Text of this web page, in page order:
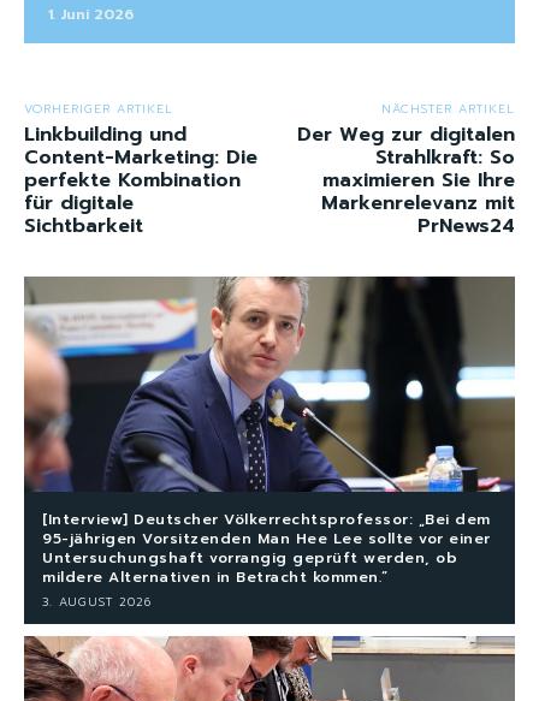
1. Juni 2026
VORHERIGER ARTIKEL
Linkbuilding und
Content-Marketing: Die
perfekte Kombination
für digitale
Sichtbarkeit
NÄCHSTER ARTIKEL
Der Weg zur digitalen
Strahlkraft: So
maximieren Sie Ihre
Markenrelevanz mit
PrNews24
[Interview] Deutscher Völkerrechtsprofessor: „Bei dem
95-jährigen Vorsitzenden Man Hee Lee sollte vor einer
Untersuchungshaft vorrangig geprüft werden, ob
mildere Alternativen in Betracht kommen.“
3. AUGUST 2026